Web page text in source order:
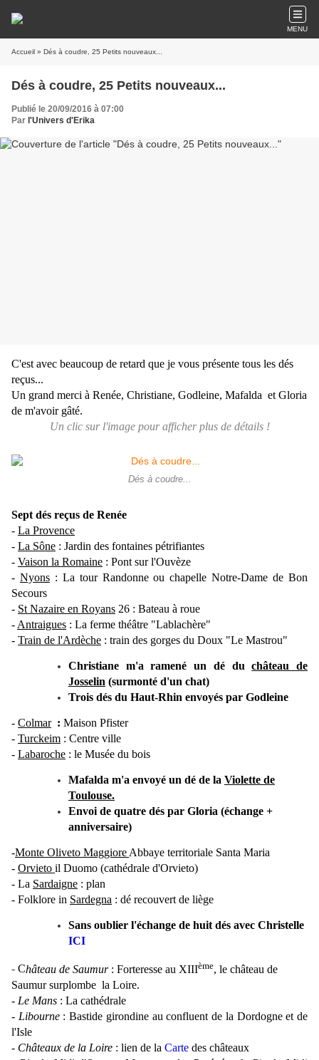
MENU
Accueil » Dés à coudre, 25 Petits nouveaux...
Dés à coudre, 25 Petits nouveaux...
Publié le 20/09/2016 à 07:00
Par l'Univers d'Erika
C'est avec beaucoup de retard que je vous présente tous les dés
reçus...
Un grand merci à Renée, Christiane, Godleine, Mafalda et Gloria
de m'avoir gâté.
Un clic sur l'image pour afficher plus de détails !
Dés à coudre...
Sept dés reçus de Renée
- La Provence
- La Sône : Jardin des fontaines pétrifiantes
- Vaison la Romaine : Pont sur l'Ouvèze
- Nyons: La tour Randonne ou chapelle Notre-Dame de Bon
Secours
- St Nazaire en Royans 26 : Bateau à roue
- Antraigues : La ferme théâtre "Lablachère"
- Train de l'Ardèche : train des gorges du Doux "Le Mastrou"
Christiane m'a ramené un dé duchâteau de
Josselin (surmonté d'un chat)
Trois dés du Haut-Rhin envoyés par Godleine
- Colmar : Maison Pfister
- Turckeim : Centre ville
- Labaroche : le Musée du bois
Mafalda m'a envoyé un dé de la Violette de
Toulouse.
Envoi de quatre dés par Gloria (échange +
anniversaire)
-Monte Oliveto Maggiore Abbaye territoriale Santa Maria
- Orvieto il Duomo (cathédrale d'Orvieto)
- La Sardaigne : plan
- Folklore in Sardegna : dé recouvert de liège
Sans oublier l'échange de huit dés avec Christelle
ICI
- Château de Saumur: Forteresse au XIIIème, le château de
Saumur surplombe la Loire.
- Le Mans : La cathédrale
- Libourne: Bastide girondine au confluent de la Dordogne et de
l'Isle
- Châteaux de la Loire : lien de la Carte des châteaux